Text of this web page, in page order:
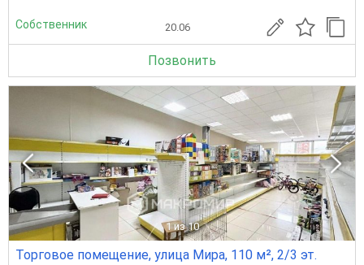
Собственник 20.06
Позвонить
1 из 10
Торговое помещение, улица Мира, 110 м², 2/3 эт.